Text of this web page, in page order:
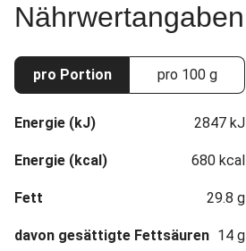
Nährwertangaben
pro Portion pro 100 g
Energie (kJ) 2847 kJ
Energie (kcal) 680 kcal
Fett 29.8 g
davon gesättigte Fettsäuren 14 g